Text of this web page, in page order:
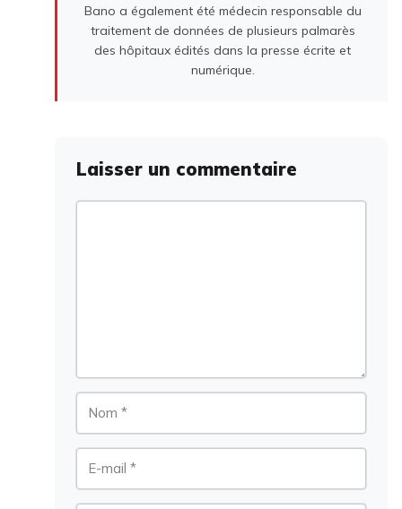
Bano a également été médecin responsable du
traitement de données de plusieurs palmarès
des hôpitaux édités dans la presse écrite et
numérique.
Laisser un commentaire